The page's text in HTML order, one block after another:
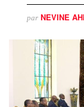
par NEVINE